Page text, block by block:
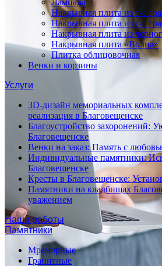
Лампада
Накрывная плита из т-с
Накрывная плита из с-с
Накрывная плита из
Накрывная плита «Волна»
Плитка облицовочная
Венки и корзины
Услуги
3D-дизайн мемориальных
реализация в Благовещенске
Благоустройство захоронений:
Благовещенске
Венки на заказ: Память с
Индивидуальные памятники:
Благовещенске
Кресты в Благовещенске:
Памятники на кладбищах
уважением
Наши работы
Памятники
Мраморные
Гранитные